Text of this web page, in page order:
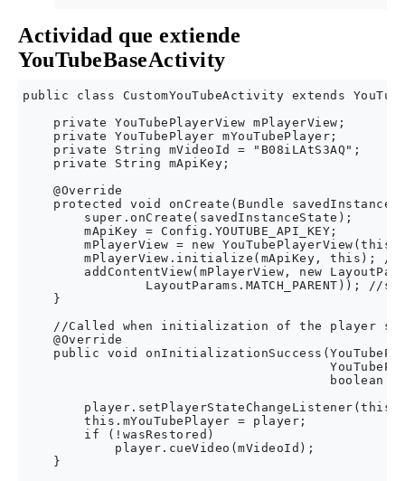
Actividad que extiende
YouTubeBaseActivity
public class CustomYouTubeActivity extends
    private YouTubePlayerView mPlayerView;
    private YouTubePlayer mYouTubePlayer;
    private String mVideoId = "B08iLAtS3AQ";
    private String mApiKey;
    @Override
protected void onCreate(Bundle
        super.onCreate(savedInstanceState);
        mApiKey = Config.YOUTUBE_API_KEY;
mPlayerView = new
mPlayerView.initialize(mApiKey, this);
addContentView(mPlayerView, new
LayoutParams.MATCH_PARENT)); //
    }
//Called when initialization of the player
    @Override
public void
boolean
        this.mYouTubePlayer = player;
        if (!wasRestored)
            player.cueVideo(mVideoId);
    }